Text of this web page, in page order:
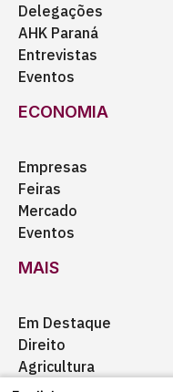
Delegações
AHK Paraná
Entrevistas
Eventos
ECONOMIA
Empresas
Feiras
Mercado
Eventos
MAIS
Em Destaque
Direito
Agricultura
Certificação